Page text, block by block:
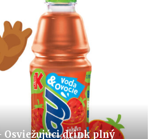
Osviežujúci drink plný